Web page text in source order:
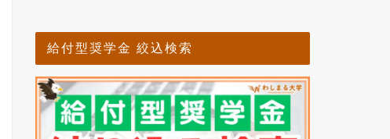
給付型奨学金 絞込検索